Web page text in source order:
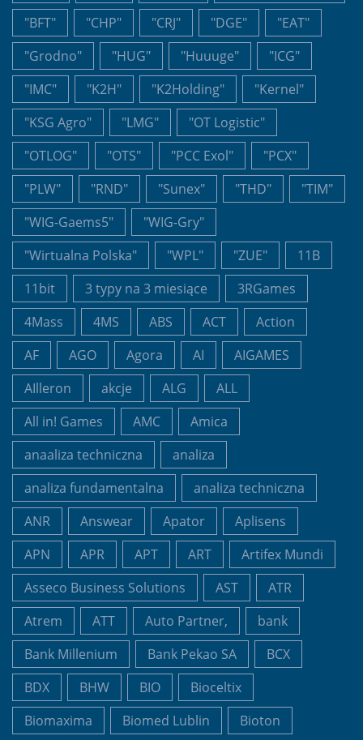
"BFT"
"CHP" "CRJ" "DGE"
"EAT"
"Grodno"
"HUG" "Huuuge"
"ICG"
"IMC"
"K2H" "K2Holding"
"Kernel"
"KSG Agro"
"LMG"
"OT Logistic"
"OTLOG"
"OTS" "PCC Exol"
"PCX"
"PLW"
"RND" "Sunex" "THD"
"TIM"
"WIG-Gaems5"
"WIG-Gry"
"Wirtualna Polska"
"WPL" "ZUE"
11B
11bit
3 typy na 3 miesiące
3RGames
4Mass
4MS ABS ACT
Action
AF
AGO Agora AI
AIGAMES
AIlleron
akcje ALG
ALL
All in! Games
AMC
Amica
anaaliza techniczna
analiza
analiza fundamentalna
analiza techniczna
ANR
Answear Apator
Aplisens
APN
APR APT ART
Artifex Mundi
Asseco Business Solutions
AST
ATR
Atrem
ATT Auto Partner,
bank
Bank Millenium
Bank Pekao SA
BCX
BDX
BHW BIO
Bioceltix
Biomaxima
Biomed Lublin
Bioton